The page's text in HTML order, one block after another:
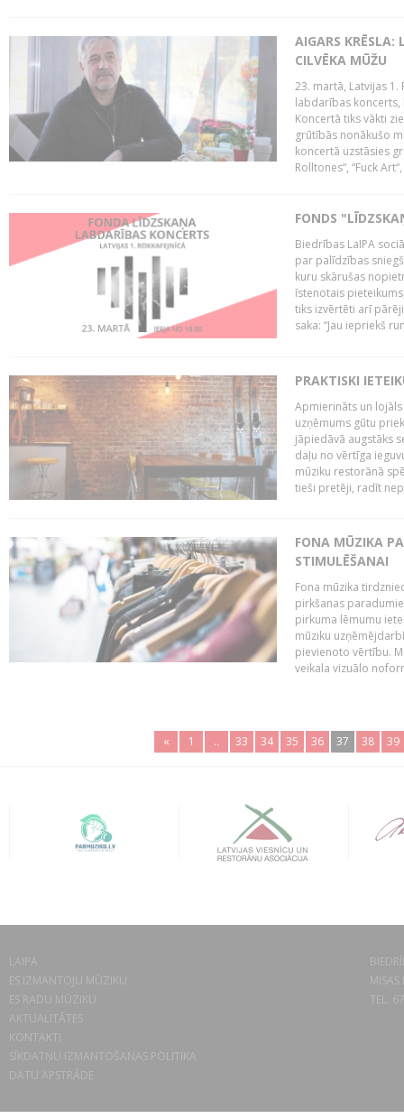
AIGARS KRĒSLA:
CILVĒKA MŪŽU
23. martā, Latvijas 1.
labdarības koncerts,
Koncertā tiks vākti
grūtībās nonākušo
koncertā uzstāsies
Rolltones“, “Fuck
FONDS
Biedrības LaIPA
par palīdzības
kuru skārušas
īstenotais
tiks izvērtēti arī
saka: “Jau iepriekš
PRAKTISKI
Apmierināts un
uzņēmums gūtu
jāpiedāvā augstāks
daļu no vērtīga
mūziku restorānā
tieši pretēji, radīt
FONA MŪZIKA
STIMULĒŠANAI
Fona mūzika
pirkšanas
pirkuma lēmumu
mūziku
pievienoto vērtību.
veikala vizuālo
« 1 .. 33 34 35 36 37 38 39
LAIPA
ES IZMANTOJU MŪZIKU
ES RADU MŪZIKU
AKTUALITĀTES
KONTAKTI
SĪKDATŅU IZMANTOŠANAS POLITIKA
DATU APSTRĀDE
TEL.